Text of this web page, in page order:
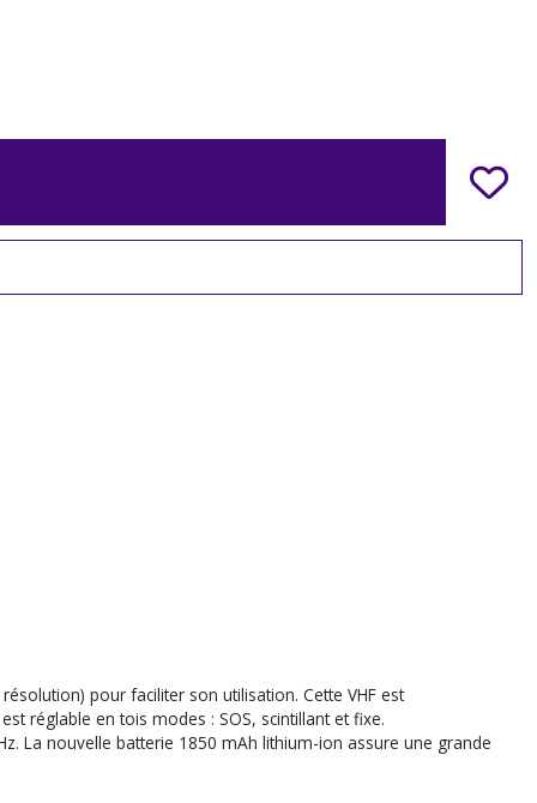
pour faciliter son utilisation. Cette VHF est
réglable en tois modes : SOS, scintillant et fixe.
La nouvelle batterie 1850 mAh lithium-ion assure une grande